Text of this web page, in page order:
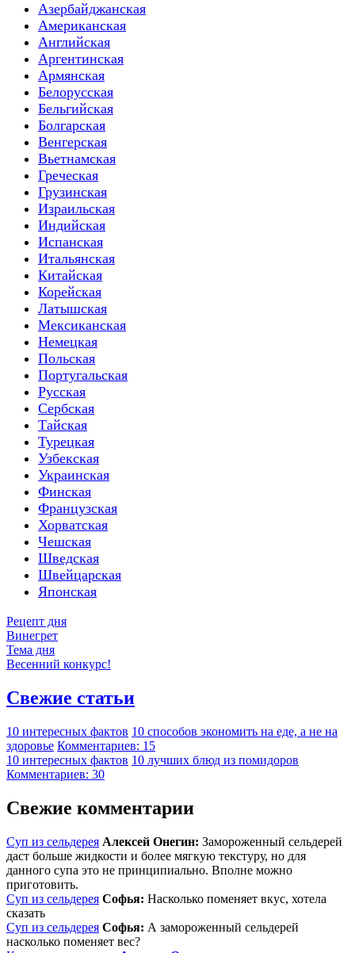
Азербайджанская
Американская
Английская
Аргентинская
Армянская
Белорусская
Бельгийская
Болгарская
Венгерская
Вьетнамская
Греческая
Грузинская
Израильская
Индийская
Испанская
Итальянская
Китайская
Корейская
Латышская
Мексиканская
Немецкая
Польская
Португальская
Русская
Сербская
Тайская
Турецкая
Узбекская
Украинская
Финская
Французская
Хорватская
Чешская
Шведская
Швейцарская
Японская
Рецепт дня
Винегрет
Тема дня
Весенний конкурс!
Свежие статьи
10 интересных фактов 10 способов экономить на еде, а не на
здоровье Комментариев: 15
10 интересных фактов 10 лучших блюд из помидоров
Комментариев: 30
Свежие комментарии
Суп из сельдерея Алексей Онегин: Замороженный сельдерей
даст больше жидкости и более мягкую текстуру, но для
данного супа это не принципиально. Вполне можно
приготовить.
Суп из сельдерея Софья: Насколько поменяет вкус, хотела
сказать
Суп из сельдерея Софья: А замороженный сельдерей
насколько поменяет вес?